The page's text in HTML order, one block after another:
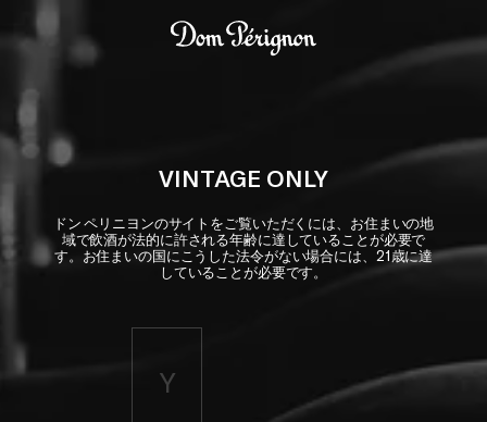
VINTAGE ONLY
ドン ペリニヨンのサイトをご覧いただくには、お住まいの地
域で飲酒が法的に許される年齢に達していることが必要で
す。お住まいの国にこうした法令がない場合には、21歳に達
していることが必要です。